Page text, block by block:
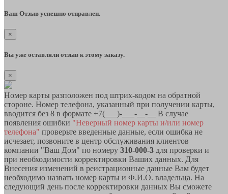
Ваш Отзыв успешно отправлен.
×
Вы уже оставляли отзыв к этому заказу.
×
Номер карты разположен под штрих-кодом на обратной
стороне. Номер телефона, указанный при получении карты,
вводится без 8 в формате +7(___)-___-__-__ В случае
появления ошибки "Неверный номер карты и/или номер
телефона" проверьте введенные данные, если ошибка не
исчезает, позвоните в центр обслуживания клиентов
компании "Ваш Дом" по номеру 310-000-3 для проверки и
при необходимости корректировки Ваших данных. Для
Внесения изменений в реистрационные данные Вам будет
необходимо назвать номер карты и Ф.И.О. владельца. На
следующий день после корректировки данных Вы сможете